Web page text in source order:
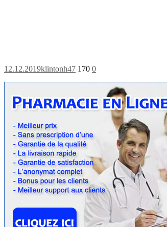
12.12.2019klintonh47 170 0